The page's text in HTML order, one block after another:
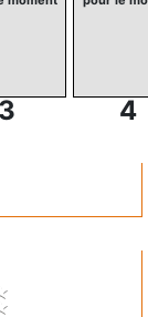
3 4